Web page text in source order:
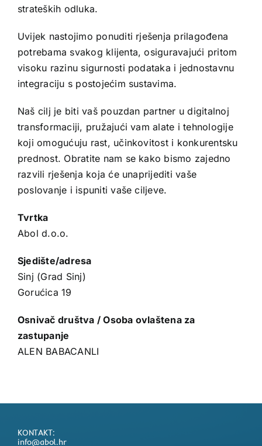
strateških odluka.
Uvijek nastojimo ponuditi rješenja prilagođena
potrebama svakog klijenta, osiguravajući pritom
visoku razinu sigurnosti podataka i jednostavnu
integraciju s postojećim sustavima.
Naš cilj je biti vaš pouzdan partner u digitalnoj
transformaciji, pružajući vam alate i tehnologije
koji omogućuju rast, učinkovitost i konkurentsku
prednost. Obratite nam se kako bismo zajedno
razvili rješenja koja će unaprijediti vaše
poslovanje i ispuniti vaše ciljeve.
Tvrtka
Abol d.o.o.
Sjedište/adresa
Sinj (Grad Sinj)
Gorućica 19
Osnivač društva / Osoba ovlaštena za
zastupanje
ALEN BABACANLI
KONTAKT:
info@abol.hr